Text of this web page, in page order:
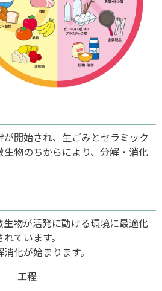
開始され、生ごみとセラミック
物のちからにより、分解・消化
物が活発に動ける環境に最適化
ています。
化が始まります。
工程